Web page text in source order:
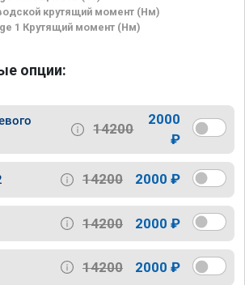
крутящий момент (Нм)
1 Крутящий момент (Нм)
опции:
14200
2000
₽
14200 2000 ₽
14200 2000 ₽
14200 2000 ₽